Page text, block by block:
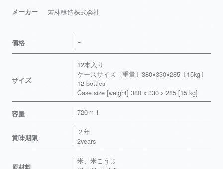
メーカー 若林醸造株式会社
価格 -
サイズ
12本入り
ケースサイズ〔重量〕380×330×285〔15kg〕
12 bottles
Case size [weight] 380 x 330 x 285 [15 kg]
容量 720ｍｌ
賞味期限
２年
2years
原材料
米、米こうじ